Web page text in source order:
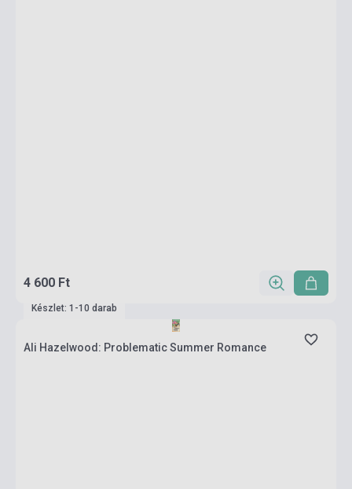
4 600 Ft
Készlet: 1-10 darab
Ali Hazelwood: Problematic Summer Romance